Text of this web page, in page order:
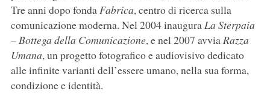
Tre anni dopo fondaFabrica, centro di ricerca sulla
comunicazione moderna. Nel 2004 inauguraLa Sterpaia
– Bottega della Comunicazione, e nel 2007 avviaRazza
Umana, un progetto fotografico e audiovisivo dedicato
alle infinite varianti dell’essere umano, nella sua forma,
condizione e identità.